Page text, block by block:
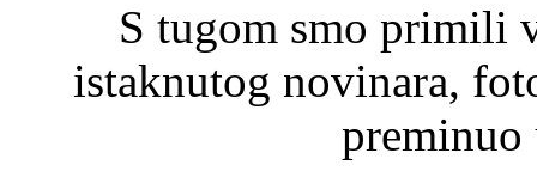
S tugom smo primili
istaknutog novinara,